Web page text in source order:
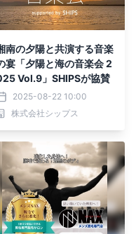
南の夕陽と共演する音楽
宴「夕陽と海の音楽会 2
Vol.9」SHIPSが協賛
2025-08-22 10:00
株式会社シップス